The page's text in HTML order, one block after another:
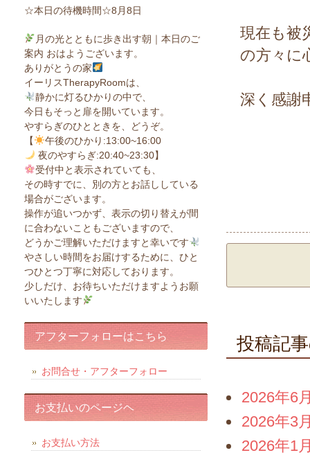
現在も被
の方々に
深く感謝
投稿記
2026年6
2026年3
2026年1
☆本日の待機時間☆8月8日
月の光とともに歩き出す朝｜本日のご
案内 おはようございます。
ありがとうの家
イーリスTherapyRoomは、
静かに灯るひかりの中で、
今日もそっと扉を開いています。
やすらぎのひとときを、どうぞ。
【
午後のひかり:13:00~16:00
夜のやすらぎ:20:40~23:30】
受付中と表示されていても、
その時すでに、別の方とお話ししている
場合がございます。
操作が追いつかず、表示の切り替えが間
に合わないこともございますので、
どうかご理解いただけますと幸いです
やさしい時間をお届けするために、ひと
つひとつ丁寧に対応しております。
少しだけ、お待ちいただけますようお願
いいたします
アフターフォローはこちら
お問合せ・アフターフォロー
お支払いのページヘ
お支払い方法